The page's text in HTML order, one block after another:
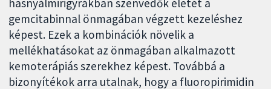
gemcitabinnal önmagában végzett kezeléshez
képest. Ezek a kombinációk növelik a
mellékhatásokat az önmagában alkalmazott
kemoterápiás szerekhez képest. Továbbá a
bizonyítékok arra utalnak, hogy a fluoropirimidin